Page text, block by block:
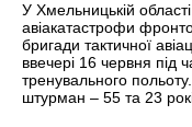
У Хмельницькій
авіакатастрофи
бригади тактичної
ввечері 16 червня під
тренувального
штурман – 55 та 23